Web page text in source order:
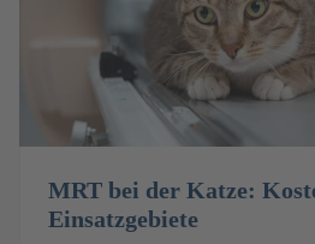
MRT bei der Katze:
Einsatzgebiete